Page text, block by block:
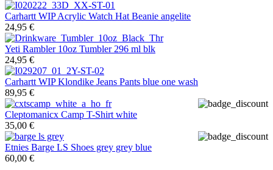
Carhartt WIPAcrylic Watch Hat Beanie angelite
24,95 €
Yeti Rambler 10oz Tumbler 296 ml blk
24,95 €
Carhartt WIPKlondike Jeans Pants blue one wash
89,95 €
Cleptomanicx Camp T-Shirt white
35,00 €
Etnies Barge LS Shoes grey grey blue
60,00 €